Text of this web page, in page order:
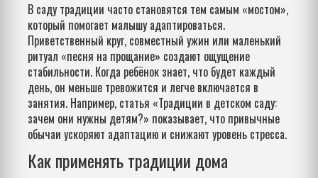
В саду традиции часто становятся тем самым «мостом»,
который помогает малышу адаптироваться.
Приветственный круг, совместный ужин или маленький
ритуал «песня на прощание» создают ощущение
стабильности. Когда ребёнок знает, что будет каждый
день, он меньше тревожится и легче включается в
занятия. Например, статья «Традиции в детском саду:
зачем они нужны детям?» показывает, что привычные
обычаи ускоряют адаптацию и снижают уровень стресса.
Как применять традиции дома